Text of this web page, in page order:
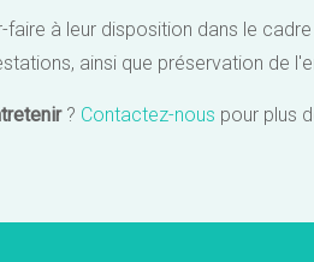
à leur disposition dans le
ainsi que préservation de
? Contactez-nous pour plus